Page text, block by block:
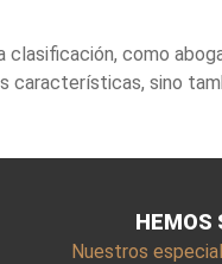
clasificación, como
características, sino
HEMOS
Nuestros